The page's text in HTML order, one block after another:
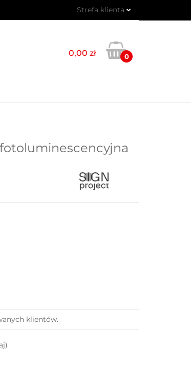
Strefa klienta
Zarejestruj się
Dodaj zgłoszenie
0,00 zł 0
fotoluminescencyjna
klientów.